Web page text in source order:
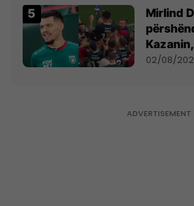
Mirlind
miliona
02/08/